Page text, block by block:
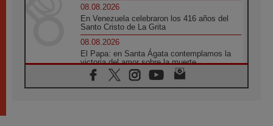
08.08.2026
En Venezuela celebraron los 416 años del
Santo Cristo de La Grita
08.08.2026
El Papa: en Santa Ágata contemplamos la
victoria del amor sobre la muerte
08.08.2026
León XIV visitará el Santuario de la Madre